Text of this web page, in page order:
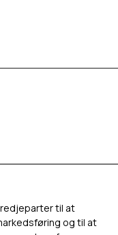
til at
og til at